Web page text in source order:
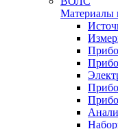
Материалы